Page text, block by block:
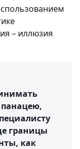
– иллюзия
панацею,
границы
как